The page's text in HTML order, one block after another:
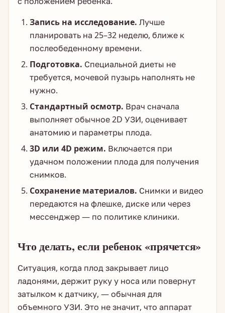
Запись на исследование. Лучше
планировать на 25–32 неделю, ближе к
послеобеденному времени.
Подготовка. Специальной диеты не
требуется, мочевой пузырь наполнять не
нужно.
Стандартный осмотр. Врач сначала
выполняет обычное 2D УЗИ, оценивает
анатомию и параметры плода.
3D или 4D режим. Включается при
удачном положении плода для получения
снимков.
Сохранение материалов. Снимки и видео
передаются на флешке, диске или через
мессенджер — по политике клиники.
Что делать, если ребенок «прячется»
Ситуация, когда плод закрывает лицо
ладонями, держит руку у носа или повернут
затылком к датчику, — обычная для
объемного УЗИ. Это не значит, что аппарат